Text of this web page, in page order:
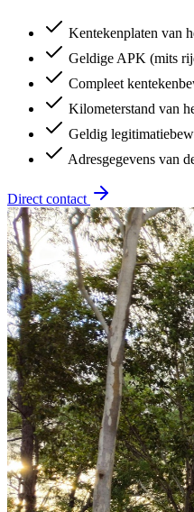
Kentekenplaten van
Geldige APK (mits
Compleet
Kilometerstand van
Geldig
Adresgegevens van
Direct contact